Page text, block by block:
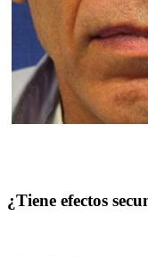
¿Tiene efectos